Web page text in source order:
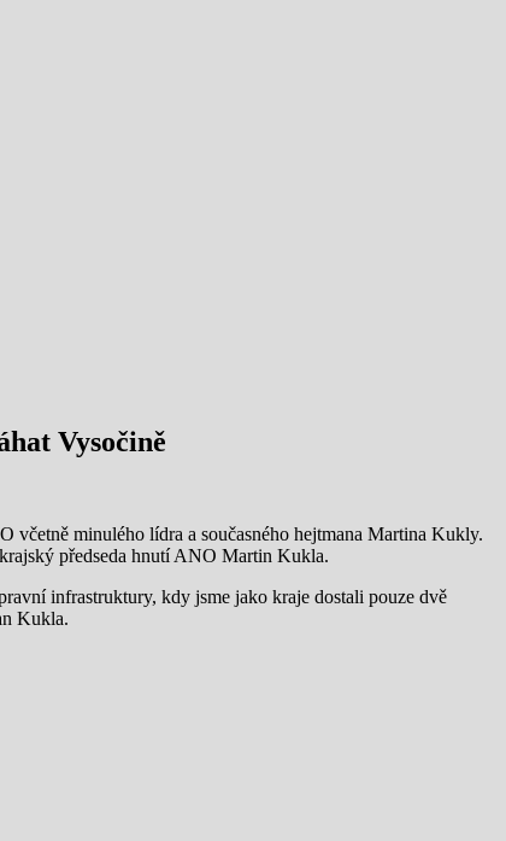
Vysočině
minulého lídra a současného hejtmana Martina Kukly.
předseda hnutí ANO Martin Kukla.
infrastruktury, kdy jsme jako kraje dostali pouze dvě
Kukla.